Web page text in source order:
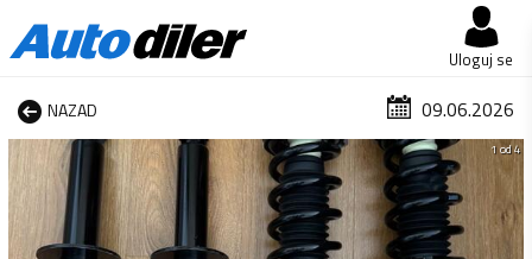
Uloguj se
NAZAD 09.06.2026
1 od 4